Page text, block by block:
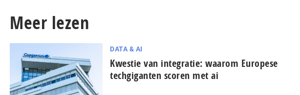
Meer lezen
DATA & AI
Kwestie van integratie: waarom Europese
techgiganten scoren met ai